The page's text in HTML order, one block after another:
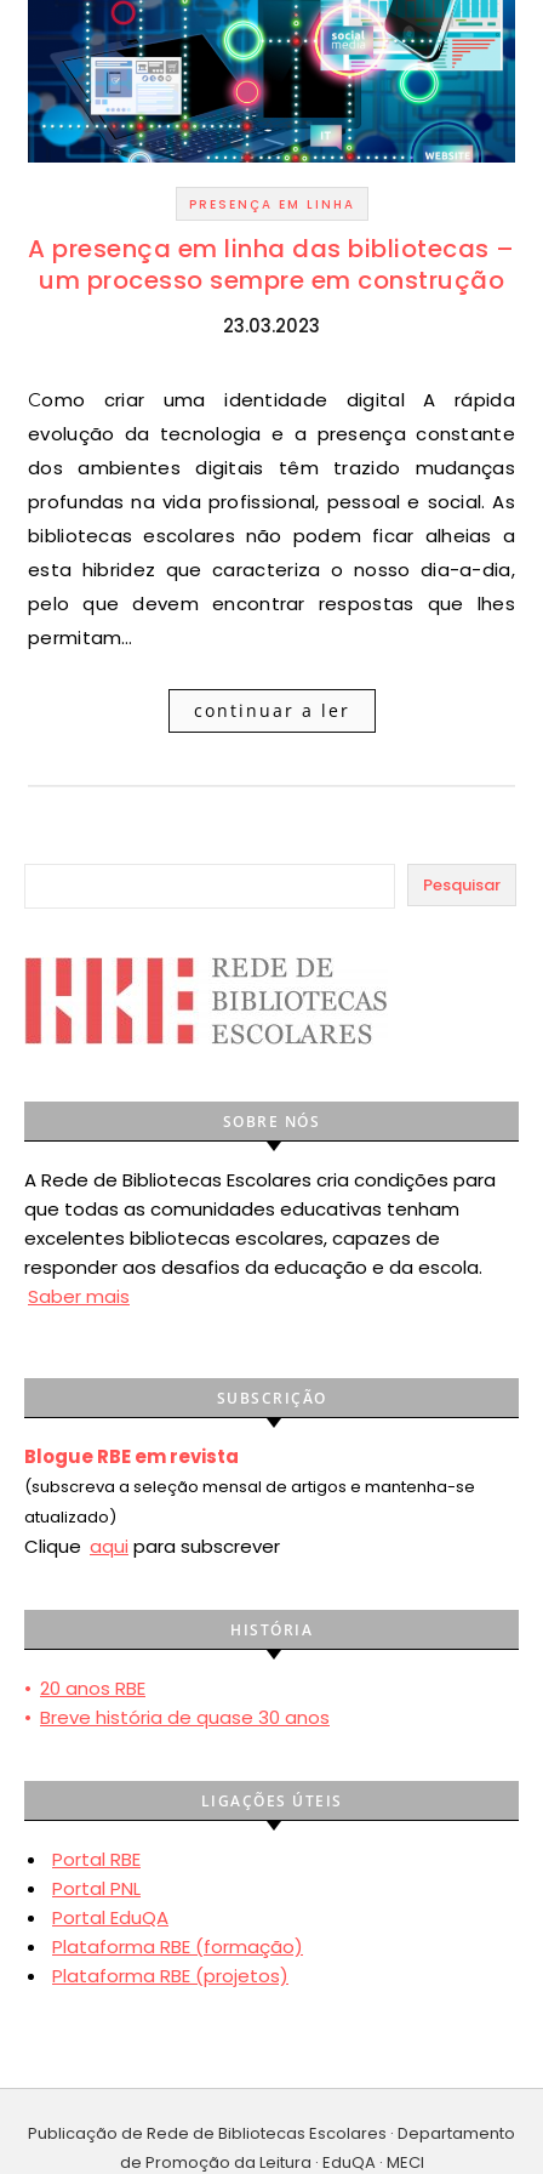
PRESENÇA EM LINHA
A presença em linha das bibliotecas –
um processo sempre em construção
23.03.2023
Como criar uma identidade digital A rápida
evolução da tecnologia e a presença constante
dos ambientes digitais têm trazido mudanças
profundas na vida profissional, pessoal e social. As
bibliotecas escolares não podem ficar alheias a
esta hibridez que caracteriza o nosso dia-a-dia,
pelo que devem encontrar respostas que lhes
permitam…
continuar a ler
Pesquisar
SOBRE NÓS
A Rede de Bibliotecas Escolares cria condições para
que todas as comunidades educativas tenham
excelentes bibliotecas escolares, capazes de
responder aos desafios da educação e da escola.
Saber mais
SUBSCRIÇÃO
Blogue RBE em revista
(subscreva a seleção mensal de artigos e mantenha-se
atualizado)
Clique aqui para subscrever
HISTÓRIA
• 20 anos RBE
• Breve história de quase 30 anos
LIGAÇÕES ÚTEIS
Portal RBE
Portal PNL
Portal EduQA
Plataforma RBE (formação)
Plataforma RBE (projetos)
Publicação de Rede de Bibliotecas Escolares · Departamento
de Promoção da Leitura · EduQA · MECI